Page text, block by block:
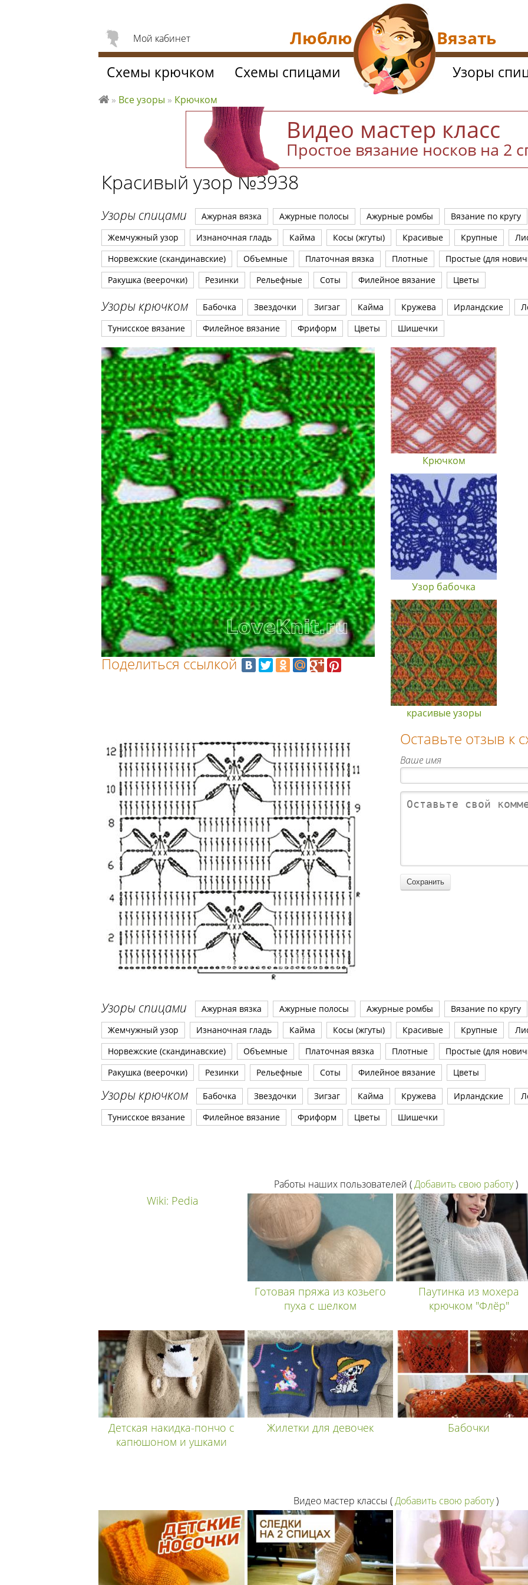
Видео мастер класс
Простое вязание носков на 2
Красивый узор №3938
Узоры спицами Ажурная вязка Ажурные полосы Ажурные ромбы Вязание по кругу
Жемчужный узор
Изнаночная гладь Кайма Косы (жгуты) Красивые Крупные
Норвежские (скандинавские)
Объемные Платочная вязка Плотные Простые (для
Ракушка (веерочки)
Резинки Рельефные Соты Филейное вязание Цветы
Узоры крючком Бабочка Звездочки Зигзаг Кайма Кружева Ирландские
Тунисское вязание
Филейное вязание Фриформ Цветы Шишечки
Поделиться ссылкой
Крючком
Узор бабочка
красивые узоры
Оставьте отзыв к
Ваше имя
Узоры спицами Ажурная вязка Ажурные полосы Ажурные ромбы Вязание по кругу
Жемчужный узор
Изнаночная гладь Кайма Косы (жгуты) Красивые Крупные
Норвежские (скандинавские)
Объемные Платочная вязка Плотные Простые (для
Ракушка (веерочки)
Резинки Рельефные Соты Филейное вязание Цветы
Узоры крючком Бабочка Звездочки Зигзаг Кайма Кружева Ирландские
Тунисское вязание
Филейное вязание Фриформ Цветы Шишечки
Мой кабинет
Схемы крючком Схемы спицами Узоры
вя
ть
» Все узоры » Крючком
Люблю Вязать
Работы наших пользователей (Добавить свою работу)
Wiki: Pedia
Готовая пряжа из козьего
пуха с шелком
Паутинка из мохера
крючком "Флёр"
Детская накидка-пончо с
капюшоном и ушками
Жилетки для девочек Бабочки
Видео мастер классы (Добавить свою работу)